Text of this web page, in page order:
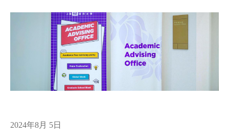
新闻与媒体报道
媒体视点
2024年8月 5日